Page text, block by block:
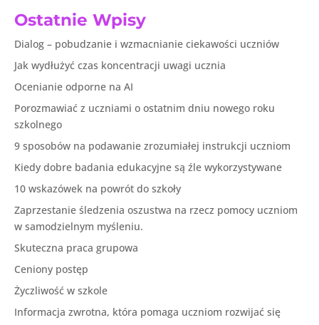
Ostatnie Wpisy
Dialog – pobudzanie i wzmacnianie ciekawości uczniów
Jak wydłużyć czas koncentracji uwagi ucznia
Ocenianie odporne na AI
Porozmawiać z uczniami o ostatnim dniu nowego roku
szkolnego
9 sposobów na podawanie zrozumiałej instrukcji uczniom
Kiedy dobre badania edukacyjne są źle wykorzystywane
10 wskazówek na powrót do szkoły
Zaprzestanie śledzenia oszustwa na rzecz pomocy uczniom
w samodzielnym myśleniu.
Skuteczna praca grupowa
Ceniony postęp
Życzliwość w szkole
Informacja zwrotna, która pomaga uczniom rozwijać się